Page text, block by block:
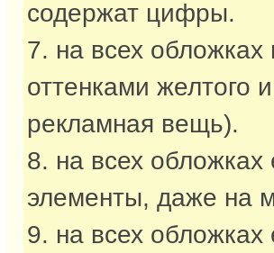
содержат цифры.
7. на всех обложках
оттенками желтого
рекламная вещь).
8. на всех обложках
элементы, даже на
9. на всех обложках